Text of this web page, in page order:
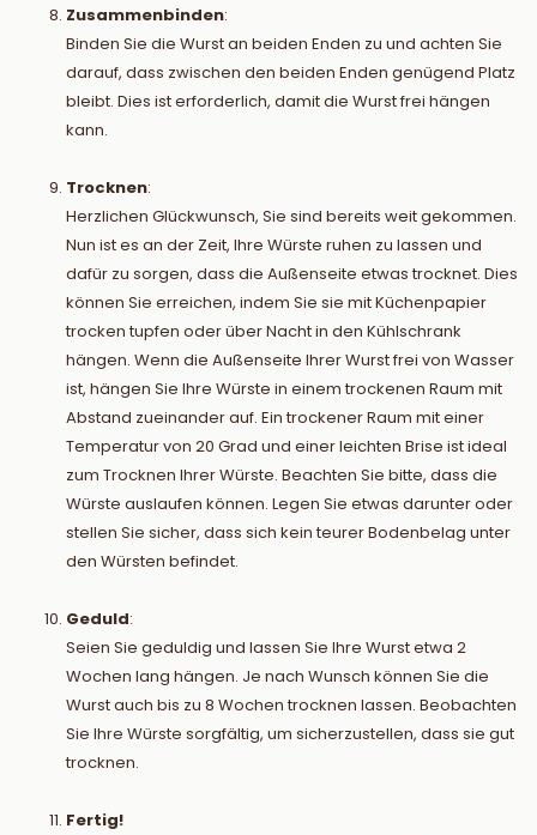
Zusammenbinden:
Binden Sie die Wurst an beiden Enden zu und achten Sie
darauf, dass zwischen den beiden Enden genügend Platz
bleibt. Dies ist erforderlich, damit die Wurst frei hängen
kann.
Trocknen:
Herzlichen Glückwunsch, Sie sind bereits weit gekommen.
Nun ist es an der Zeit, Ihre Würste ruhen zu lassen und
dafür zu sorgen, dass die Außenseite etwas trocknet. Dies
können Sie erreichen, indem Sie sie mit Küchenpapier
trocken tupfen oder über Nacht in den Kühlschrank
hängen. Wenn die Außenseite Ihrer Wurst frei von Wasser
ist, hängen Sie Ihre Würste in einem trockenen Raum mit
Abstand zueinander auf. Ein trockener Raum mit einer
Temperatur von 20 Grad und einer leichten Brise ist ideal
zum Trocknen Ihrer Würste. Beachten Sie bitte, dass die
Würste auslaufen können. Legen Sie etwas darunter oder
stellen Sie sicher, dass sich kein teurer Bodenbelag unter
den Würsten befindet.
Geduld:
Seien Sie geduldig und lassen Sie Ihre Wurst etwa 2
Wochen lang hängen. Je nach Wunsch können Sie die
Wurst auch bis zu 8 Wochen trocknen lassen. Beobachten
Sie Ihre Würste sorgfältig, um sicherzustellen, dass sie gut
trocknen.
Fertig!